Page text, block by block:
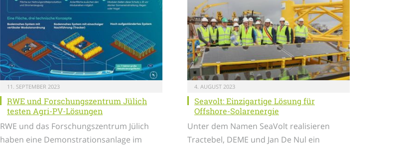
11. SEPTEMBER 2023
RWE und Forschungszentrum Jülich
testen Agri-PV-Lösungen
RWE und das Forschungszentrum Jülich
haben eine Demonstrationsanlage im
4. AUGUST 2023
Seavolt: Einzigartige Lösung für
Offshore-Solarenergie
Unter dem Namen SeaVolt realisieren
Tractebel, DEME und Jan De Nul ein